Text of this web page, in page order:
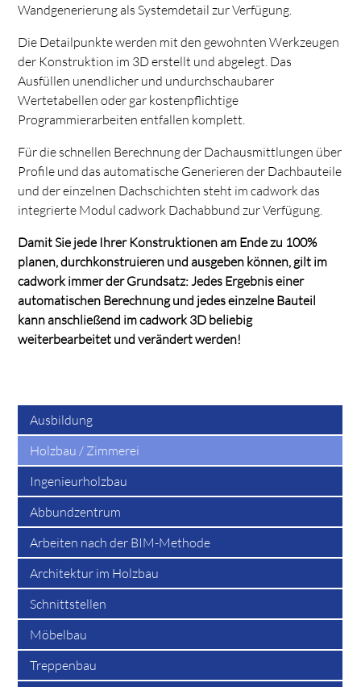
Wandgenerierung als Systemdetail zur Verfügung.
Die Detailpunkte werden mit den gewohnten Werkzeugen
der Konstruktion im 3D erstellt und abgelegt. Das
Ausfüllen unendlicher und undurchschaubarer
Wertetabellen oder gar kostenpflichtige
Programmierarbeiten entfallen komplett.
Für die schnellen Berechnung der Dachausmittlungen über
Profile und das automatische Generieren der Dachbauteile
und der einzelnen Dachschichten steht im cadwork das
integrierte Modul cadwork Dachabbund zur Verfügung.
Damit Sie jede Ihrer Konstruktionen am Ende zu 100%
planen, durchkonstruieren und ausgeben können, gilt im
cadwork immer der Grundsatz:Jedes Ergebnis einer
automatischen Berechnung und jedes einzelne Bauteil
kann anschließend im cadwork 3D beliebig
weiterbearbeitet und verändert werden!
Ausbildung
Holzbau / Zimmerei
Ingenieurholzbau
Abbundzentrum
Arbeiten nach der BIM-Methode
Architektur im Holzbau
Schnittstellen
Möbelbau
Treppenbau